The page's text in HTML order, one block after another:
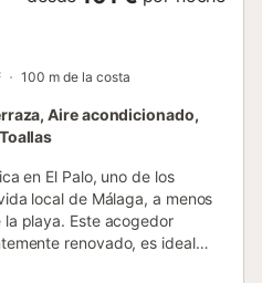
100 m de la costa
Aire acondicionado,
en El Palo, uno de los
local de Málaga, a menos
playa. Este acogedor
renovado, es ideal